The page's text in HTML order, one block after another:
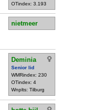
OTindex: 3.193
nietmeer
Deminia
Senior lid
WMRindex: 230
OTindex: 4
Wnplts: Tilburg